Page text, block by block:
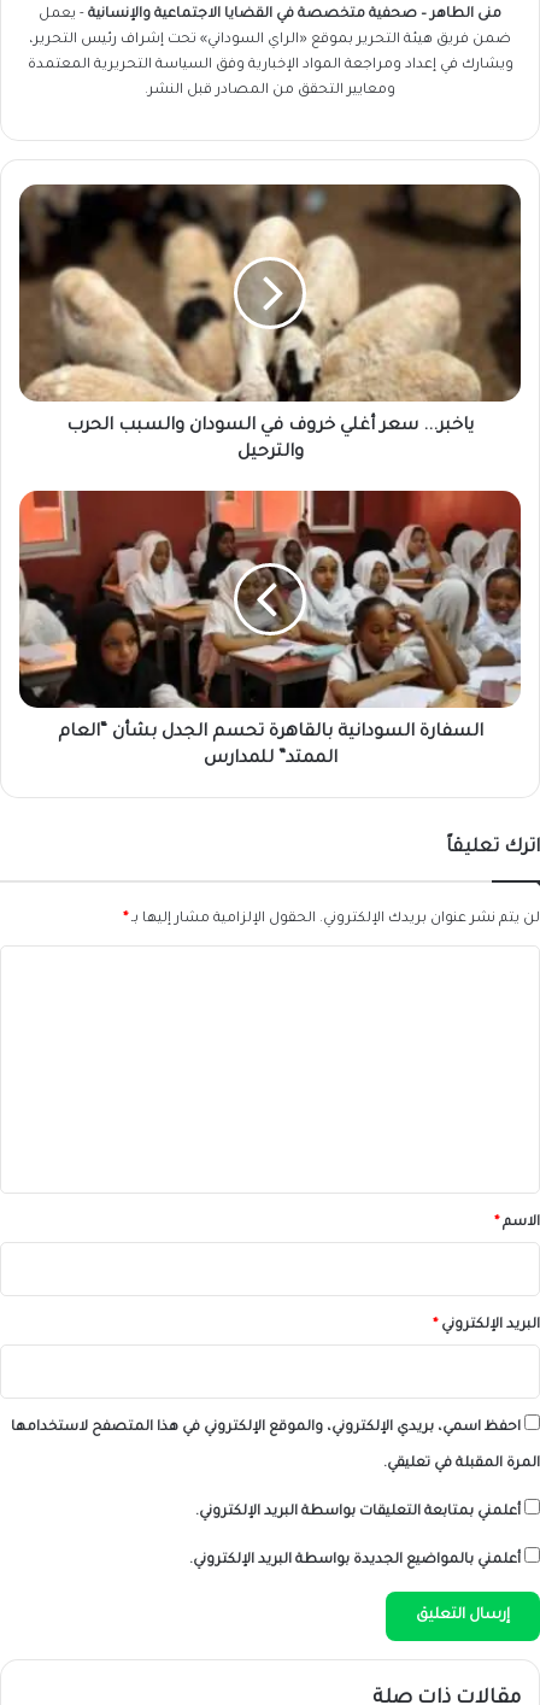
منى الطاهر – صحفية متخصصة في القضايا الاجتماعية والإنسانية - يعمل
ضمن فريق هيئة التحرير بموقع «الراي السوداني» تحت إشراف رئيس التحرير،
ويشارك في إعداد ومراجعة المواد الإخبارية وفق السياسة التحريرية المعتمدة
ومعايير التحقق من المصادر قبل النشر.
ياخبر...
سعر
أغلي
في
السودان
والسبب
الحرب
والترحيل
ياخبر... سعر أغلي خروف في السودان والسبب الحرب
والترحيل
السفارة
السودانية
بالقاهرة
تحسم
الجدل
بشأن
“العام
الممتد”
للمدارس
السفارة السودانية بالقاهرة تحسم الجدل بشأن “العام
الممتد” للمدارس
اترك تعليقاً
لن يتم نشر عنوان بريدك الإلكتروني. الحقول الإلزامية مشار إليها بـ *
*الاسم *
البريد الإلكتروني *
احفظ اسمي، بريدي الإلكتروني، والموقع الإلكتروني في هذا المتصفح لاستخدامها
المرة المقبلة في تعليقي.
أعلمني بمتابعة التعليقات بواسطة البريد الإلكتروني.
أعلمني بالمواضيع الجديدة بواسطة البريد الإلكتروني.
مقالات ذات صلة